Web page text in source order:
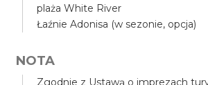
plaża White River
Łaźnie Adonisa (w sezonie, opcja)
NOTA
Zgodnie z Ustawą o imprezach